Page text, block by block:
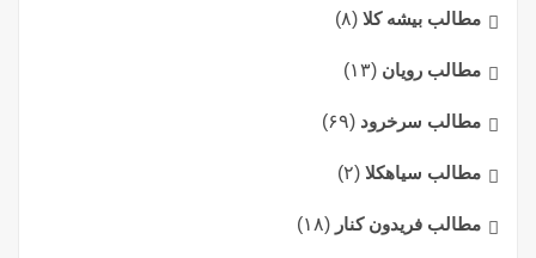
مطالب بیشه کلا (۸)
مطالب رویان (۱۳)
مطالب سرخرود (۶۹)
مطالب سیاهکلا (۲)
مطالب فریدون کنار (۱۸)